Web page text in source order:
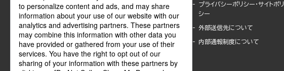
ライトノベル
青年・一般
グラビア・写真
モーター誌
SPECIAL
海外ライセンシー
公式SNSアカウ
ント
作家一覧
Keyword list
プライバシーポリシー・サイトポリ
シー
外部送信先について
内部通報制度について